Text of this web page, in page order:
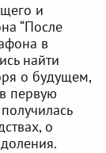
и
“После
в
найти
о будущем,
первую
о